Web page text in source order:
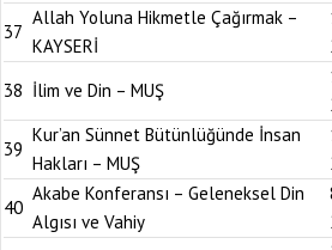
37
Allah Yoluna Hikmetle Çağırmak –
KAYSERİ
38 İlim ve Din – MUŞ
39
Kur’an Sünnet Bütünlüğünde İnsan
Hakları – MUŞ
40
Akabe Konferansı – Geleneksel Din
Algısı ve Vahiy